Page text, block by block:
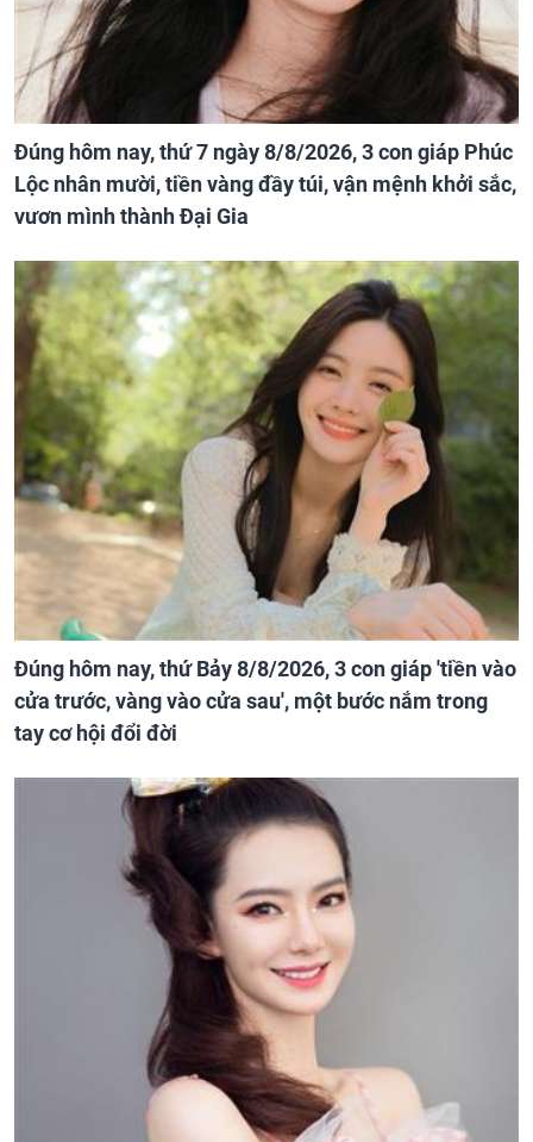
Đúng hôm nay, thứ 7 ngày 8/8/2026, 3 con giáp Phúc
Lộc nhân mười, tiền vàng đầy túi, vận mệnh khởi sắc,
vươn mình thành Đại Gia
Đúng hôm nay, thứ Bảy 8/8/2026, 3 con giáp 'tiền vào
cửa trước, vàng vào cửa sau', một bước nắm trong
tay cơ hội đổi đời